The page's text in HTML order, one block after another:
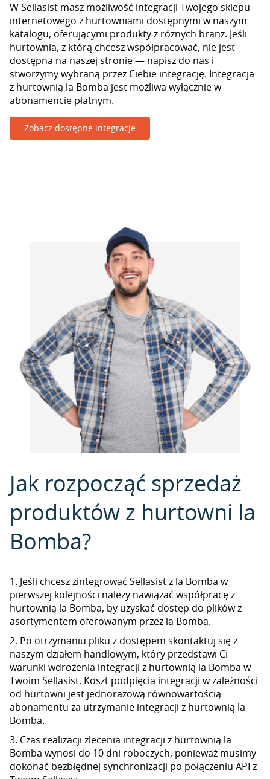
W Sellasist masz możliwość integracji Twojego sklepu
internetowego z hurtowniami dostępnymi w naszym
katalogu, oferującymi produkty z różnych branż. Jeśli
hurtownia, z którą chcesz współpracować, nie jest
dostępna na naszej stronie — napisz do nas i
stworzymy wybraną przez Ciebie integrację. Integracja
z hurtownią la Bomba jest możliwa wyłącznie w
abonamencie płatnym.
Zobacz dostępne integracje
Jak rozpocząć sprzedaż
produktów z hurtowni la
Bomba?
1. Jeśli chcesz zintegrować Sellasist z la Bomba w
pierwszej kolejności należy nawiązać współpracę z
hurtownią la Bomba, by uzyskać dostęp do plików z
asortymentem oferowanym przez la Bomba.
2. Po otrzymaniu pliku z dostępem skontaktuj się z
naszym działem handlowym, który przedstawi Ci
warunki wdrożenia integracji z hurtownią la Bomba w
Twoim Sellasist. Koszt podpięcia integracji w zależności
od hurtowni jest jednorazową równowartością
abonamentu za utrzymanie integracji z hurtownią la
Bomba.
3. Czas realizacji zlecenia integracji z hurtownią la
Bomba wynosi do 10 dni roboczych, ponieważ musimy
dokonać bezbłędnej synchronizacji po połączeniu API z